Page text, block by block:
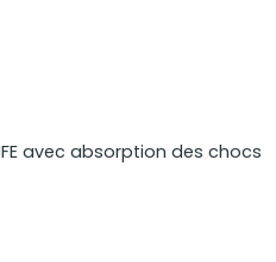
avec absorption des chocs